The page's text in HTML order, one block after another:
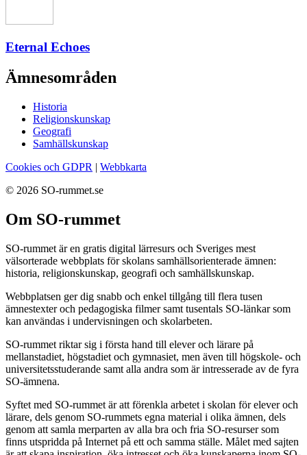
Eternal Echoes
Ämnesområden
Historia
Religionskunskap
Geografi
Samhällskunskap
Cookies och GDPR | Webbkarta
© 2026 SO-rummet.se
Om SO-rummet
SO-rummet är en gratis digital lärresurs och Sveriges mest
välsorterade webbplats för skolans samhällsorienterade ämnen:
historia, religionskunskap, geografi och samhällskunskap.
Webbplatsen ger dig snabb och enkel tillgång till flera tusen
ämnestexter och pedagogiska filmer samt tusentals SO-länkar som
kan användas i undervisningen och skolarbeten.
SO-rummet riktar sig i första hand till elever och lärare på
mellanstadiet, högstadiet och gymnasiet, men även till högskole- och
universitetsstuderande samt alla andra som är intresserade av de fyra
SO-ämnena.
Syftet med SO-rummet är att förenkla arbetet i skolan för elever och
lärare, dels genom SO-rummets egna material i olika ämnen, dels
genom att samla merparten av alla bra och fria SO-resurser som
finns utspridda på Internet på ett och samma ställe. Målet med sajten